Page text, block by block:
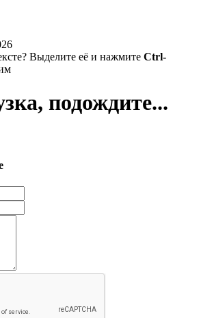
Выделите её и нажмите Ctrl-
подождите...